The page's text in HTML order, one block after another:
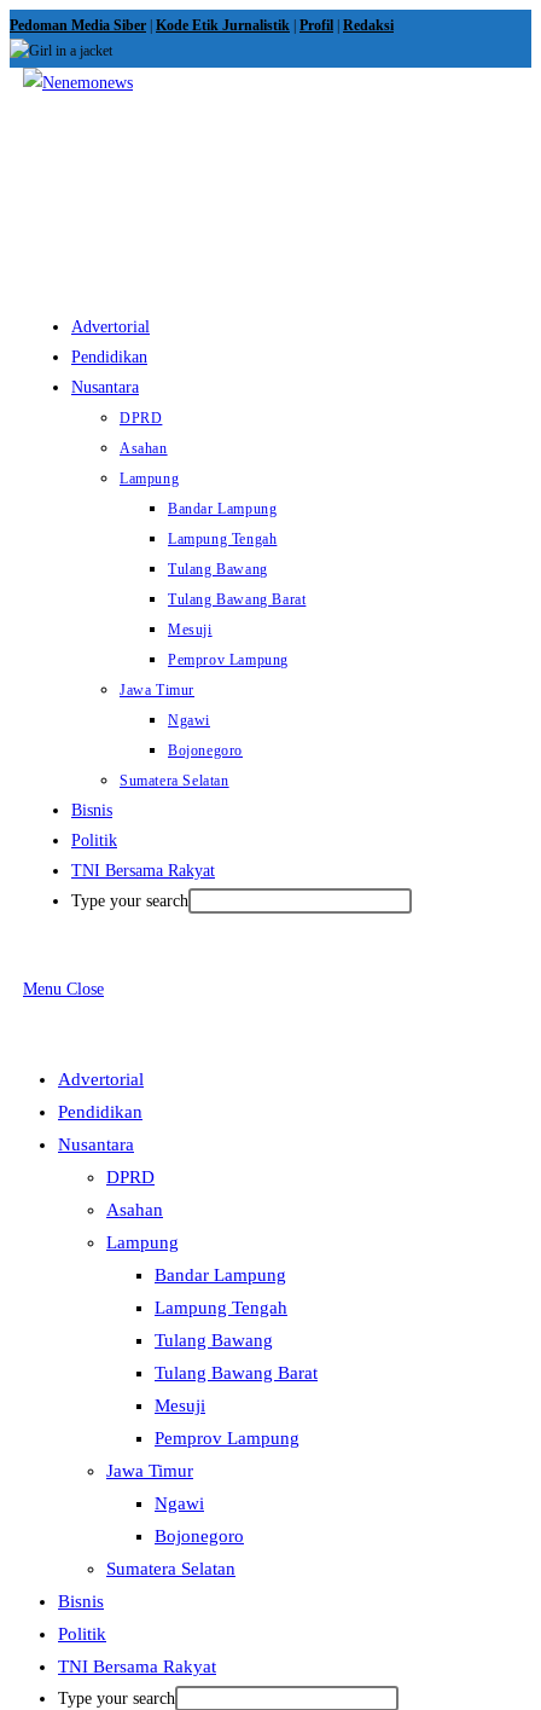
Skip
to
content
Pedoman Media Siber Kode Etik Jurnalistik Profil Redaksi
Advertorial
Pendidikan
Nusantara
DPRD
Asahan
Lampung
Bandar Lampung
Lampung Tengah
Tulang Bawang
Tulang Bawang Barat
Mesuji
Pemprov Lampung
Jawa Timur
Ngawi
Bojonegoro
Sumatera Selatan
Bisnis
Politik
TNI Bersama Rakyat
Type your search
Menu Close
Advertorial
Pendidikan
Nusantara
DPRD
Asahan
Lampung
Bandar Lampung
Lampung Tengah
Tulang Bawang
Tulang Bawang Barat
Mesuji
Pemprov Lampung
Jawa Timur
Ngawi
Bojonegoro
Sumatera Selatan
Bisnis
Politik
TNI Bersama Rakyat
Type your search